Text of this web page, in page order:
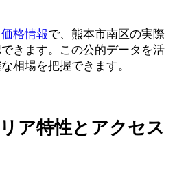
格情報で、熊本市南区の実際
きます。この公的データを活
相場を把握できます。
ア特性とアクセス